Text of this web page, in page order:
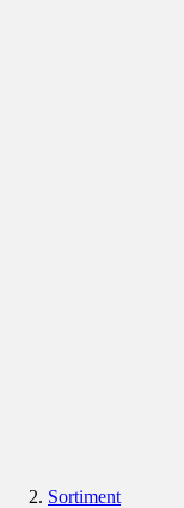
Sortiment